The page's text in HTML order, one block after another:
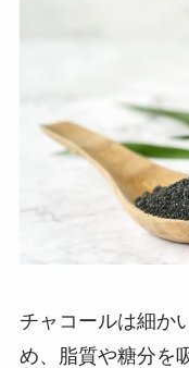
チャコールは細か
め、脂質や糖分を